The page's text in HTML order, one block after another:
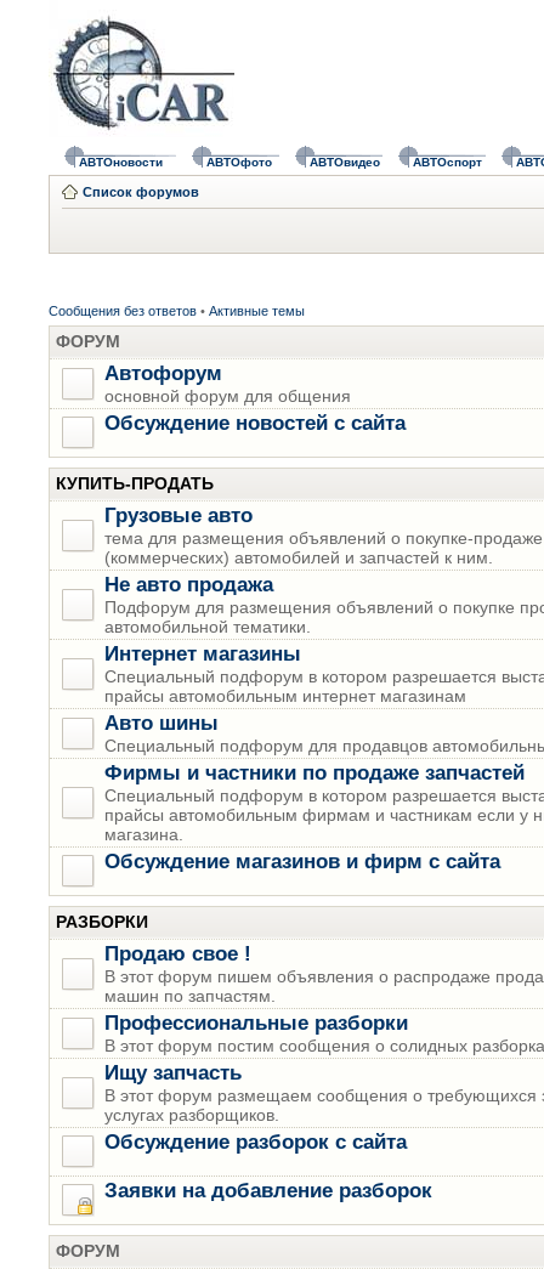
АВТОновости АВТОфото АВТОвидео АВТОспорт
Список форумов
Сообщения без ответов • Активные темы
ФОРУМ
Автофорум
основной форум для общения
Обсуждение новостей с сайта
КУПИТЬ-ПРОДАТЬ
Грузовые авто
тема для размещения объявлений о покупке-продаже
(коммерческих) автомобилей и запчастей к ним.
Не авто продажа
Подфорум для размещения объявлений о покупке
автомобильной тематики.
Интернет магазины
Специальный подфорум в котором разрешается
прайсы автомобильным интернет магазинам
Авто шины
Специальный подфорум для продавцов
Фирмы и частники по продаже запчастей
Специальный подфорум в котором разрешается
прайсы автомобильным фирмам и частникам если у
магазина.
Обсуждение магазинов и фирм с сайта
РАЗБОРКИ
Продаю свое !
В этот форум пишем объявления о распродаже
машин по запчастям.
Профессиональные разборки
В этот форум постим сообщения о солидных
Ищу запчасть
В этот форум размещаем сообщения о требующихся
услугах разборщиков.
Обсуждение разборок с сайта
Заявки на добавление разборок
ФОРУМ